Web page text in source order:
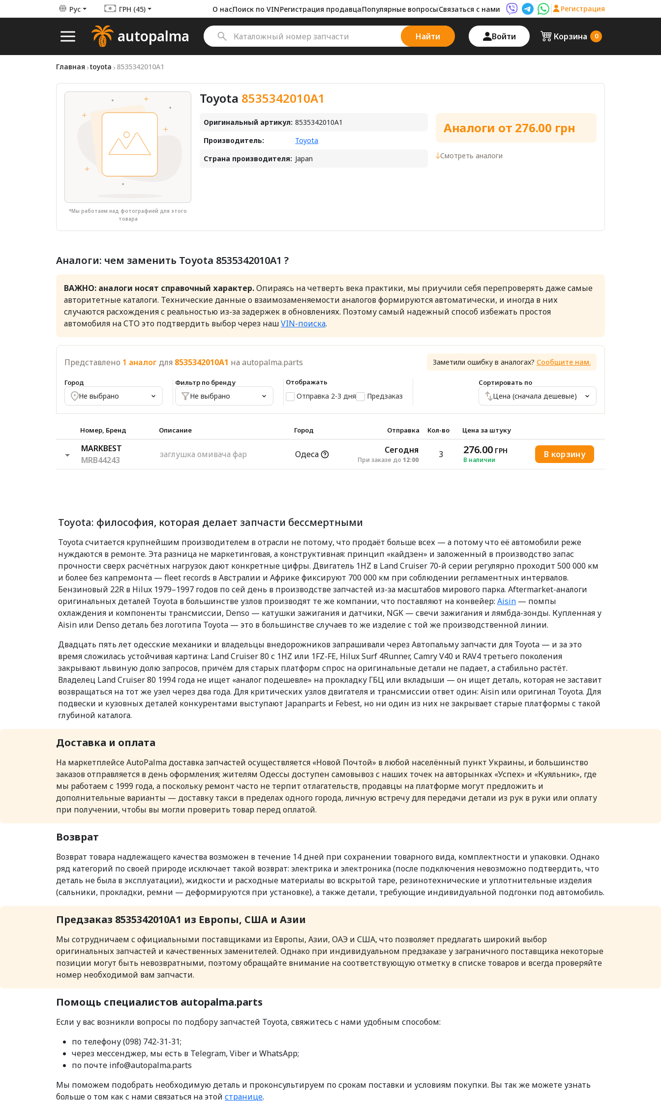
Рус ГРН (45) О насПоиск по VINРегистрация продавцаПопулярные вопросыСвязаться с нами Viber AutoPalma
Telegram AutoPalma
WhatsApp AutoPalma
Регистрация
autopalma Найти Войти Корзина 0
Главная toyota 8535342010A1
*Мы работаем над фотографией для этого
товара
Toyota 8535342010A1
Оригинальный артикул: 8535342010A1
Производитель:
Toyota
Страна производителя: Japan
Аналоги от 276.00 грн
Смотреть аналоги
Аналоги: чем заменить Toyota 8535342010A1 ?
ВАЖНО: аналоги носят справочный характер.Опираясь на четверть века практики, мы приучили себя перепроверять даже самые
авторитетные каталоги. Технические данные о взаимозаменяемости аналогов формируются автоматически, и иногда в них
случаются расхождения с реальностью из-за задержек в обновлениях. Поэтому самый надежный способ избежать простоя
автомобиля на СТО это подтвердить выбор через нашVIN-поиска.
Представлено 1 аналог для 8535342010A1 на autopalma.parts Заметили ошибку в аналогах? Сообщите нам.
Город
Не выбрано
Фильтр по бренду
Не выбрано
Отображать
Отправка 2-3 дня Предзаказ
Сортировать по
Цена (сначала дешевые)
Номер, Бренд Описание Город Отправка Кол-во Цена за штуку
MARKBEST
MRB44243
заглушка омивача фар Одеса Сегодня
При заказе до 12:00
3 276.00 ГРН
В наличии
В корзину
Toyota: философия, которая делает запчасти бессмертными
Toyota считается крупнейшим производителем в отрасли не потому, что продаёт больше всех — а потому что её автомобили реже
нуждаются в ремонте. Эта разница не маркетинговая, а конструктивная: принцип «кайдзен» и заложенный в производство запас
прочности сверх расчётных нагрузок дают конкретные цифры. Двигатель 1HZ в Land Cruiser 70-й серии регулярно проходит 500 000 км
и более без капремонта — fleet records в Австралии и Африке фиксируют 700 000 км при соблюдении регламентных интервалов.
Бензиновый 22R в Hilux 1979–1997 годов по сей день в производстве запчастей из-за масштабов мирового парка. Aftermarket-аналоги
оригинальных деталей Toyota в большинстве узлов производят те же компании, что поставляют на конвейер: Aisin — помпы
охлаждения и компоненты трансмиссии, Denso — катушки зажигания и датчики, NGK — свечи зажигания и лямбда-зонды. Купленная у
Aisin или Denso деталь без логотипа Toyota — это в большинстве случаев то же изделие с той же производственной линии.
Двадцать пять лет одесские механики и владельцы внедорожников запрашивали через Автопальму запчасти для Toyota — и за это
время сложилась устойчивая картина: Land Cruiser 80 с 1HZ или 1FZ-FE, Hilux Surf 4Runner, Camry V40 и RAV4 третьего поколения
закрывают львиную долю запросов, причём для старых платформ спрос на оригинальные детали не падает, а стабильно растёт.
Владелец Land Cruiser 80 1994 года не ищет «аналог подешевле» на прокладку ГБЦ или вкладыши — он ищет деталь, которая не заставит
возвращаться на тот же узел через два года. Для критических узлов двигателя и трансмиссии ответ один: Aisin или оригинал Toyota. Для
подвески и кузовных деталей конкурентами выступают Japanparts и Febest, но ни один из них не закрывает старые платформы с такой
глубиной каталога.
Доставка и оплата
На маркетплейсе AutoPalma доставка запчастей осуществляется «Новой Почтой» в любой населённый пункт Украины, и большинство
заказов отправляется в день оформления; жителям Одессы доступен самовывоз с наших точек на авторынках «Успех» и «Куяльник», где
мы работаем с 1999 года, а поскольку ремонт часто не терпит отлагательств, продавцы на платформе могут предложить и
дополнительные варианты — доставку такси в пределах одного города, личную встречу для передачи детали из рук в руки или оплату
при получении, чтобы вы могли проверить товар перед оплатой.
Возврат
Возврат товара надлежащего качества возможен в течение 14 дней при сохранении товарного вида, комплектности и упаковки. Однако
ряд категорий по своей природе исключает такой возврат: электрика и электроника (после подключения невозможно подтвердить, что
деталь не была в эксплуатации), жидкости и расходные материалы во вскрытой таре, резинотехнические и уплотнительные изделия
(сальники, прокладки, ремни — деформируются при установке), а также детали, требующие индивидуальной подгонки под автомобиль.
Предзаказ 8535342010A1 из Европы, США и Азии
Мы сотрудничаем с официальными поставщиками из Европы, Азии, ОАЭ и США, что позволяет предлагать широкий выбор
оригинальных запчастей и качественных заменителей. Однако при индивидуальном предзаказе у заграничного поставщика некоторые
позиции могут быть невозвратными, поэтому обращайте внимание на соответствующую отметку в списке товаров и всегда проверяйте
номер необходимой вам запчасти.
Помощь специалистов autopalma.parts
Если у вас возникли вопросы по подбору запчастей Toyota, свяжитесь с нами удобным способом:
по телефону (098) 742-31-31;
через мессенджер, мы есть в Telegram, Viber и WhatsApp;
по почте info@autopalma.parts
Мы поможем подобрать необходимую деталь и проконсультируем по срокам поставки и условиям покупки. Вы так же можете узнать
больше о том как с нами связаться на этой странице.